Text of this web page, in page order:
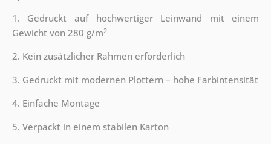
1. Gedruckt auf hochwertiger Leinwand mit einem
Gewicht von 280 g/m2
2. Kein zusätzlicher Rahmen erforderlich
3. Gedruckt mit modernen Plottern – hohe Farbintensität
4. Einfache Montage
5. Verpackt in einem stabilen Karton